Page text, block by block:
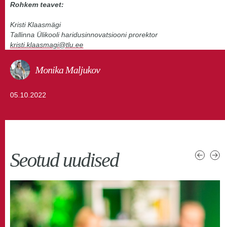
Monika Maljukov
05.10.2022
Rohkem teavet:
Kristi Klaasmägi
Tallinna Ülikooli haridusinnovatsiooni prorektor
kristi.klaasmagi@tlu.ee
Seotud uudised